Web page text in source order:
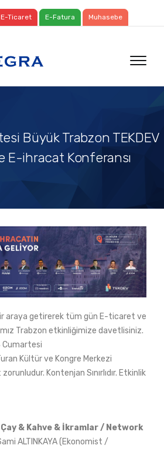
E-Ticaret E-Fatura Muhasebe
Büyük Trabzon TEKDEV
E-ihracat Konferansı
araya getirerek tüm gün E-ticaret ve
Trabzon etkinliğimize davetlisiniz.
Cumartesi
Kültür ve Kongre Merkezi
zorunludur. Kontenjan Sınırlıdır. Etkinlik
Çay & Kahve & İkramlar / Network
ALTINKAYA (Ekonomist /